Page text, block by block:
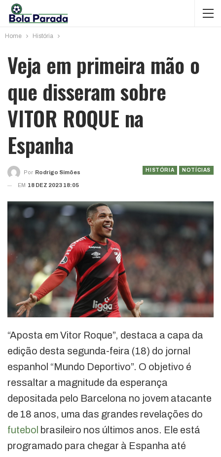
Home História
Veja em primeira mão o
que disseram sobre
VITOR ROQUE na
Espanha
HISTÓRIA NOTÍCIAS
Por Rodrigo Simões
EM 18 DEZ 2023 18:05
“Aposta em Vitor Roque”, destaca a capa da
edição desta segunda-feira (18) do jornal
espanhol “Mundo Deportivo”. O objetivo é
ressaltar a magnitude da esperança
depositada pelo Barcelona no jovem atacante
de 18 anos, uma das grandes revelações do
futebol brasileiro nos últimos anos. Ele está
programado para chegar à Espanha até